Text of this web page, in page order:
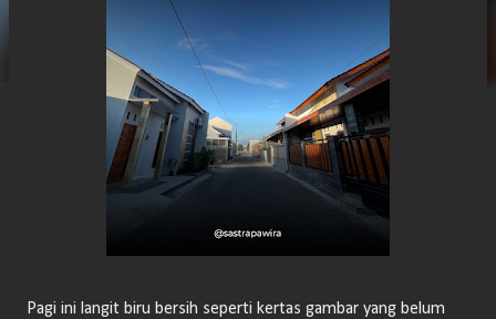
Pagi ini langit biru bersih seperti kertas gambar yang belum